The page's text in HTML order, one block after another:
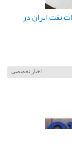
نفت ایران در
اخبار تخصصی